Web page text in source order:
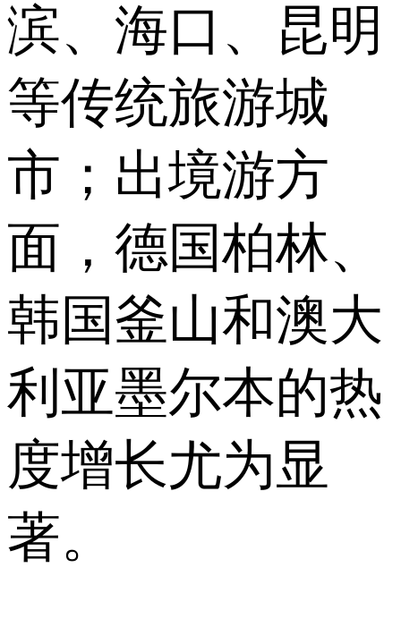
滨、海口、昆明
等传统旅游城
市；出境游方
面，德国柏林、
韩国釜山和澳大
利亚墨尔本的热
度增长尤为显
著。